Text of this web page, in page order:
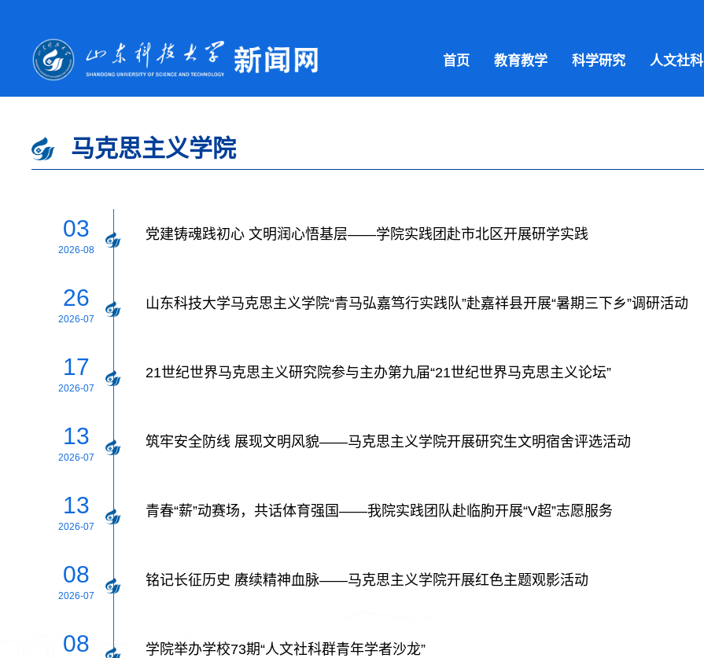
首页 教育教学 科学研究 人文社科
马克思主义学院
03
2026-08
党建铸魂践初心 文明润心悟基层——学院实践团赴市北区开展研学实践
26
2026-07
山东科技大学马克思主义学院“青马弘嘉笃行实践队”赴嘉祥县开展“暑期三下乡”调研活动
17
2026-07
21世纪世界马克思主义研究院参与主办第九届“21世纪世界马克思主义论坛”
13
2026-07
筑牢安全防线 展现文明风貌——马克思主义学院开展研究生文明宿舍评选活动
13
2026-07
青春“薪”动赛场，共话体育强国——我院实践团队赴临朐开展“V超”志愿服务
08
2026-07
铭记长征历史 赓续精神血脉——马克思主义学院开展红色主题观影活动
08 学院举办学校73期“人文社科群青年学者沙龙”